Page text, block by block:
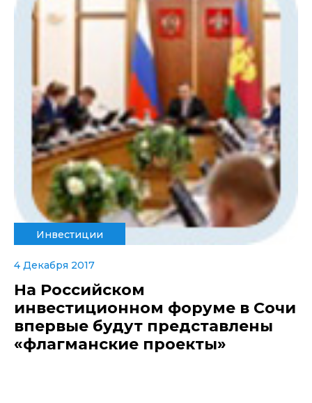
Инвестиции
4 Декабря 2017
На Российском
инвестиционном форуме в Сочи
впервые будут представлены
«флагманские проекты»